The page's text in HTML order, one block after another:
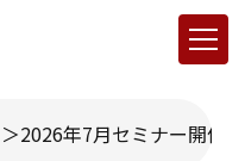
2026年7月セミナー開催